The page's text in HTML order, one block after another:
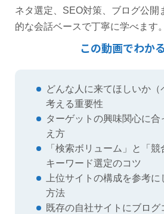
ネタ選定、SEO対策、ブログ公開
的な会話ベースで丁寧に学べます。
この動画でわか
どんな人に来てほしいか
考える重要性
ターゲットの興味関心に
え方
「検索ボリューム」と「
キーワード選定のコツ
上位サイトの構成を参考
方法
既存の自社サイトにブログ